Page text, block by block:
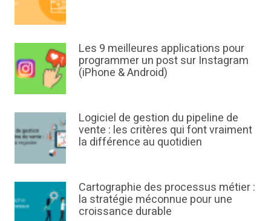
Les 9 meilleures applications pour
programmer un post sur Instagram
(iPhone & Android)
Logiciel de gestion du pipeline de
vente : les critères qui font vraiment
la différence au quotidien
Cartographie des processus métier :
la stratégie méconnue pour une
croissance durable